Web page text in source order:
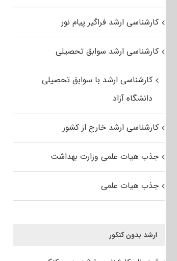
کارشناسی ارشد فراگیر پیام نور
کارشناسی ارشد سوابق تحصیلی
کارشناسی ارشد با سوابق تحصیلی
دانشگاه آزاد
کارشناسی ارشد خارج از کشور
جذب هیات علمی وزارت بهداشت
جذب هیات علمی
ارشد بدون کنکور